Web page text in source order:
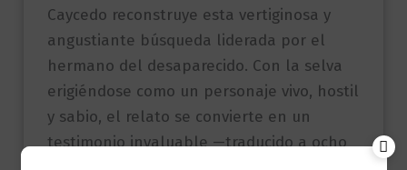
Caycedo reconstruye esta vertiginosa y
angustiante búsqueda liderada por el
hermano del desaparecido. Con la selva
erigiéndose como un personaje vivo, hostil
y sabio, el relato se convierte en un
testimonio invaluable —traducido a ocho